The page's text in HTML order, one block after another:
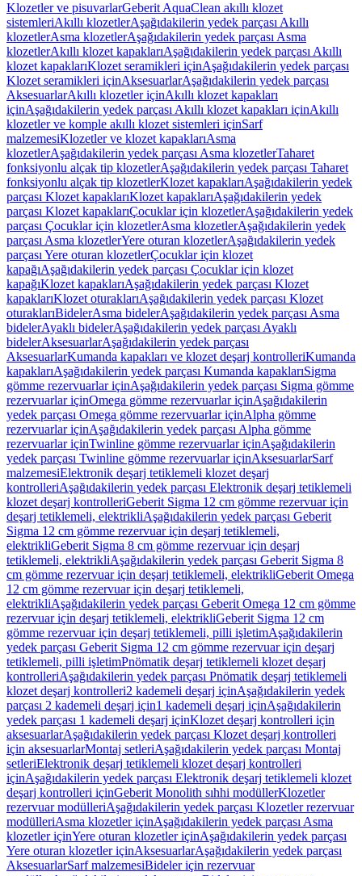
Klozetler ve pisuvarlarGeberit AquaClean akıllı klozet
sistemleriAkıllı klozetlerAşağıdakilerin yedek parçası Akıllı
klozetlerAsma klozetlerAşağıdakilerin yedek parçası Asma
klozetlerAkıllı klozet kapaklarıAşağıdakilerin yedek parçası Akıllı
klozet kapaklarıKlozet seramikleri içinAşağıdakilerin yedek parçası
Klozet seramikleri içinAksesuarlarAşağıdakilerin yedek parçası
AksesuarlarAkıllı klozetler içinAkıllı klozet kapakları
içinAşağıdakilerin yedek parçası Akıllı klozet kapakları içinAkıllı
klozetler ve komple akıllı klozet sistemleri içinSarf
malzemesiKlozetler ve klozet kapaklarıAsma
klozetlerAşağıdakilerin yedek parçası Asma klozetlerTaharet
fonksiyonlu alçak tip klozetlerAşağıdakilerin yedek parçası Taharet
fonksiyonlu alçak tip klozetlerKlozet kapaklarıAşağıdakilerin yedek
parçası Klozet kapaklarıKlozet kapaklarıAşağıdakilerin yedek
parçası Klozet kapaklarıÇocuklar için klozetlerAşağıdakilerin yedek
parçası Çocuklar için klozetlerAsma klozetlerAşağıdakilerin yedek
parçası Asma klozetlerYere oturan klozetlerAşağıdakilerin yedek
parçası Yere oturan klozetlerÇocuklar için klozet
kapağıAşağıdakilerin yedek parçası Çocuklar için klozet
kapağıKlozet kapaklarıAşağıdakilerin yedek parçası Klozet
kapaklarıKlozet oturaklarıAşağıdakilerin yedek parçası Klozet
oturaklarıBidelerAsma bidelerAşağıdakilerin yedek parçası Asma
bidelerAyaklı bidelerAşağıdakilerin yedek parçası Ayaklı
bidelerAksesuarlarAşağıdakilerin yedek parçası
AksesuarlarKumanda kapakları ve klozet deşarj kontrolleriKumanda
kapaklarıAşağıdakilerin yedek parçası Kumanda kapaklarıSigma
gömme rezervuarlar içinAşağıdakilerin yedek parçası Sigma gömme
rezervuarlar içinOmega gömme rezervuarlar içinAşağıdakilerin
yedek parçası Omega gömme rezervuarlar içinAlpha gömme
rezervuarlar içinAşağıdakilerin yedek parçası Alpha gömme
rezervuarlar içinTwinline gömme rezervuarlar içinAşağıdakilerin
yedek parçası Twinline gömme rezervuarlar içinAksesuarlarSarf
malzemesiElektronik deşarj tetiklemeli klozet deşarj
kontrolleriAşağıdakilerin yedek parçası Elektronik deşarj tetiklemeli
klozet deşarj kontrolleriGeberit Sigma 12 cm gömme rezervuar için
deşarj tetiklemeli, elektrikliAşağıdakilerin yedek parçası Geberit
Sigma 12 cm gömme rezervuar için deşarj tetiklemeli,
elektrikliGeberit Sigma 8 cm gömme rezervuar için deşarj
tetiklemeli, elektrikliAşağıdakilerin yedek parçası Geberit Sigma 8
cm gömme rezervuar için deşarj tetiklemeli, elektrikliGeberit Omega
12 cm gömme rezervuar için deşarj tetiklemeli,
elektrikliAşağıdakilerin yedek parçası Geberit Omega 12 cm gömme
rezervuar için deşarj tetiklemeli, elektrikliGeberit Sigma 12 cm
gömme rezervuar için deşarj tetiklemeli, pilli işletimAşağıdakilerin
yedek parçası Geberit Sigma 12 cm gömme rezervuar için deşarj
tetiklemeli, pilli işletimPnömatik deşarj tetiklemeli klozet deşarj
kontrolleriAşağıdakilerin yedek parçası Pnömatik deşarj tetiklemeli
klozet deşarj kontrolleri2 kademeli deşarj içinAşağıdakilerin yedek
parçası 2 kademeli deşarj için1 kademeli deşarj içinAşağıdakilerin
yedek parçası 1 kademeli deşarj içinKlozet deşarj kontrolleri için
aksesuarlarAşağıdakilerin yedek parçası Klozet deşarj kontrolleri
için aksesuarlarMontaj setleriAşağıdakilerin yedek parçası Montaj
setleriElektronik deşarj tetiklemeli klozet deşarj kontrolleri
içinAşağıdakilerin yedek parçası Elektronik deşarj tetiklemeli klozet
deşarj kontrolleri içinGeberit Monolith sıhhi modüllerKlozetler
rezervuar modülleriAşağıdakilerin yedek parçası Klozetler rezervuar
modülleriAsma klozetler içinAşağıdakilerin yedek parçası Asma
klozetler içinYere oturan klozetler içinAşağıdakilerin yedek parçası
Yere oturan klozetler içinAksesuarlarAşağıdakilerin yedek parçası
AksesuarlarSarf malzemesiBideler için rezervuar